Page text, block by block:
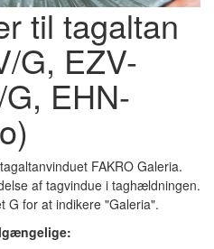
til tagaltan
G, EZV-
EHN-
FAKRO Galeria.
af tagvindue i taghældningen.
G for at indikere "Galeria".